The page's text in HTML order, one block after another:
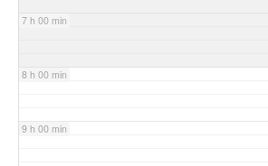
7 h 00 min
8 h 00 min
9 h 00 min